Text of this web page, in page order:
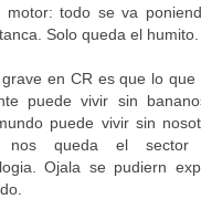
motor: todo se va
Solo queda el humito.
en CR es que lo
puede vivir sin
puede vivir sin
nos queda el sector
Ojala se pudiern